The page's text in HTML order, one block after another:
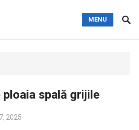
MENU
spală grijile
2025